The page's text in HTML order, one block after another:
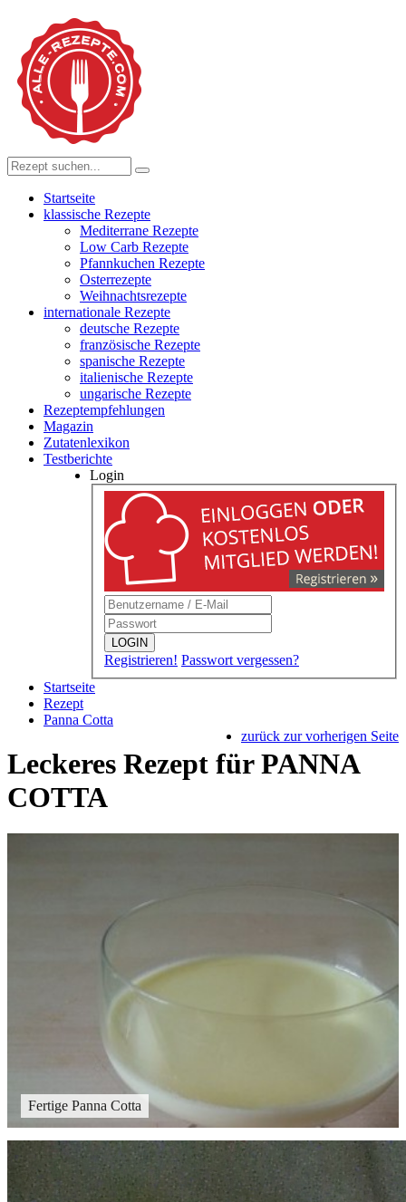
Startseite
klassische Rezepte
Mediterrane Rezepte
Low Carb Rezepte
Pfannkuchen Rezepte
Osterrezepte
Weihnachtsrezepte
internationale Rezepte
deutsche Rezepte
französische Rezepte
spanische Rezepte
italienische Rezepte
ungarische Rezepte
Rezeptempfehlungen
Magazin
Zutatenlexikon
Testberichte
Login
LOGIN
Registrieren! Passwort vergessen?
Startseite
Rezept
Panna Cotta
zurück zur vorherigen Seite
Leckeres Rezept fürPANNA
COTTA
Fertige Panna Cotta